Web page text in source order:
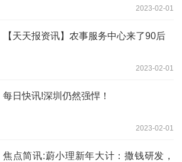
2023-02-01
【天天报资讯】农事服务中心来了90后
2023-02-01
每日快讯!深圳仍然强悍！
2023-02-01
焦点简讯:蔚小理新年大计：撒钱研发，